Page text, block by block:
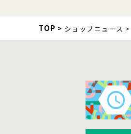
TOP ショップニュース